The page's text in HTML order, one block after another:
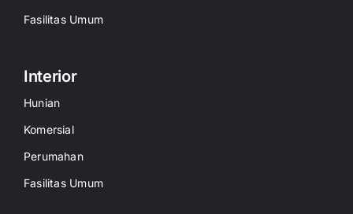
Fasilitas Umum
Interior
Hunian
Komersial
Perumahan
Fasilitas Umum